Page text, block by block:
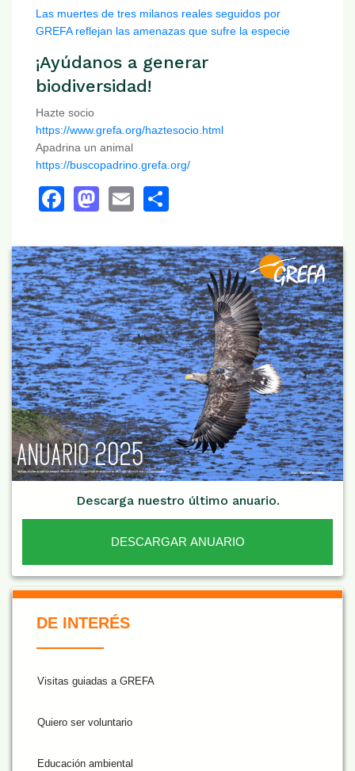
Las muertes de tres milanos reales seguidos por
GREFA reflejan las amenazas que sufre la especie
¡Ayúdanos a generar
biodiversidad!
Hazte socio
https://www.grefa.org/haztesocio.html
Apadrina un animal
https://buscopadrino.grefa.org/
Facebook
Mastodon
Email
Descarga nuestro último anuario.
DESCARGAR ANUARIO
De Interés NARANJA
DE INTERÉS
Visitas guiadas a GREFA
Quiero ser voluntario
Educación ambiental